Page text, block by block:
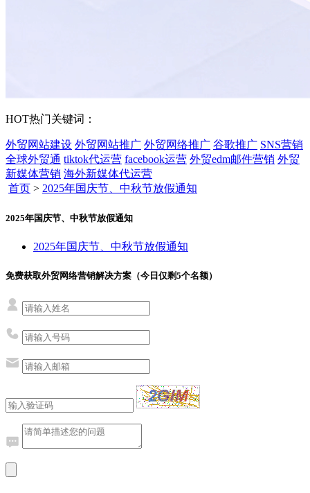
HOT热门关键词：
外贸网站建设 外贸网站推广 外贸网络推广 谷歌推广 SNS营销
全球外贸通 tiktok代运营 facebook运营 外贸edm邮件营销 外贸
新媒体营销 海外新媒体代运营
首页 > 2025年国庆节、中秋节放假通知
2025年国庆节、中秋节放假通知
2025年国庆节、中秋节放假通知
免费获取外贸网络营销解决方案（今日仅剩5个名额）